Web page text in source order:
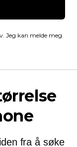
Jeg kan melde meg
fra å søke